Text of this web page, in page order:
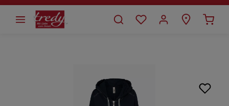
springen